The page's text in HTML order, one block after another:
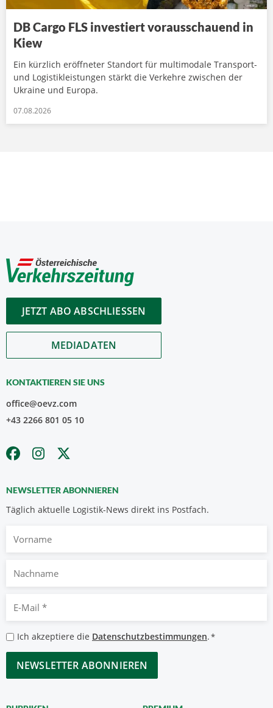
DB Cargo FLS investiert vorausschauend in
Kiew
Ein kürzlich eröffneter Standort für multimodale Transport-
und Logistikleistungen stärkt die Verkehre zwischen der
Ukraine und Europa.
07.08.2026
JETZT ABO ABSCHLIESSEN
MEDIADATEN
KONTAKTIEREN SIE UNS
office@oevz.com
+43 2266 801 05 10
NEWSLETTER ABONNIEREN
Täglich aktuelle Logistik-News direkt ins Postfach.
Nachname
Mail
*
Datenschutzbestimmungen
*
Ich akzeptiere die Datenschutzbestimmungen.*
CAPTCHA